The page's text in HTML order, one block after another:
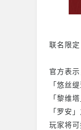
联名限
官方表
「悠丝
「黎维
「罗安
玩家将